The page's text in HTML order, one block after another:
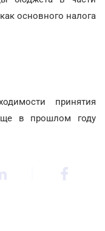
основного налога
принятия
в прошлом году